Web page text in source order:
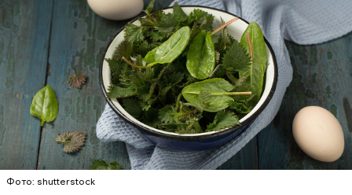
Фото: shutterstock
Опасность же щавеля состоит в том, что он
содержит большое количество щавелевой кислоты,
которая может способствовать образованию